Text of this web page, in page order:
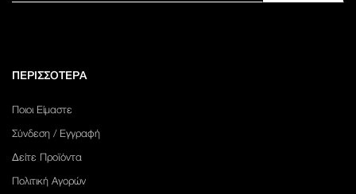
ΠΕΡΙΣΣΟΤΕΡΑ
Ποιοι Είμαστε
Σύνδεση / Εγγραφή
Δείτε Προϊόντα
Πολιτική Αγορών